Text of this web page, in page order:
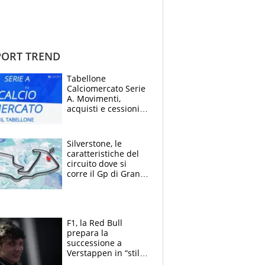
TREND
Tabellone
Calciomercato Serie
A. Movimenti,
acquisti e cessioni:
Silverstone, le
caratteristiche del
circuito dove si
corre il Gp di Gran
F1, la Red Bull
prepara la
successione a
Verstappen in “stile